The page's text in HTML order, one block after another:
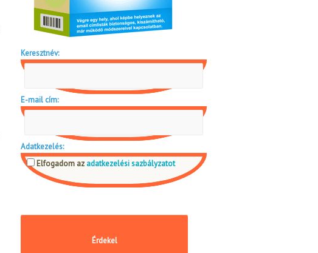
Keresztnév:
E-mail cím:
Adatkezelés:
Elfogadom az adatkezelési sazbályzatot